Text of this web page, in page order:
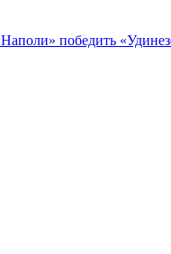
победить